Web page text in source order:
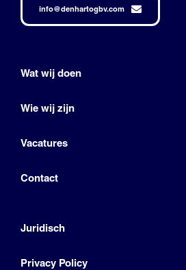
info@denhartogbv.com
Wat wij doen
Wie wij zijn
Vacatures
Contact
Juridisch
Privacy Policy